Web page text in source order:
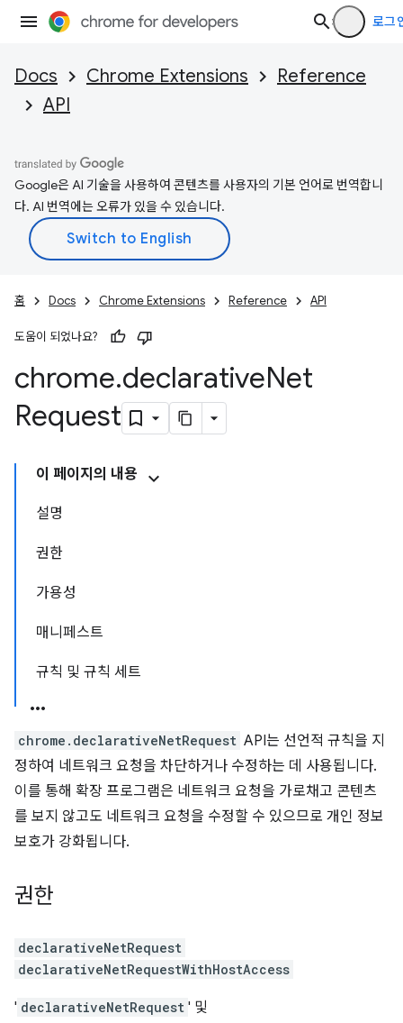
로그
Docs Chrome Extensions
Reference
API
Google은 AI 기술을 사용하여 콘텐츠를 사용자의 기본 언어로 번역합니
다. AI 번역에는 오류가 있을 수 있습니다.
홈 Docs Chrome Extensions Reference API
도움이 되었나요?
chrome.declarativeNet
Request
이 페이지의 내용
설명
권한
가용성
매니페스트
규칙 및 규칙 세트
chrome.declarativeNetRequest API는 선언적 규칙을 지
정하여 네트워크 요청을 차단하거나 수정하는 데 사용됩니다.
이를 통해 확장 프로그램은 네트워크 요청을 가로채고 콘텐츠
를 보지 않고도 네트워크 요청을 수정할 수 있으므로 개인 정보
보호가 강화됩니다.
권한
declarativeNetRequest
declarativeNetRequestWithHostAccess
' declarativeNetRequest ' 및